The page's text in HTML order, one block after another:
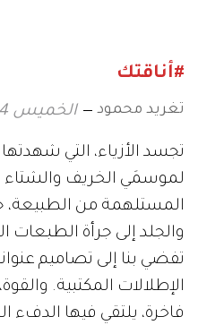
#أناقتك
تغريد محمود الخميس 24 ابريل 2025 18:22
تجسد الأزياء، التي
لموسمَي الخريف والشتاء
المستلهمة من الطبيعة،
والجلد إلى جرأة الطبعات
تفضي بنا إلى تصاميم
الإطلالات المكتبية.
فاخرة، يلتقي فيها الدفء